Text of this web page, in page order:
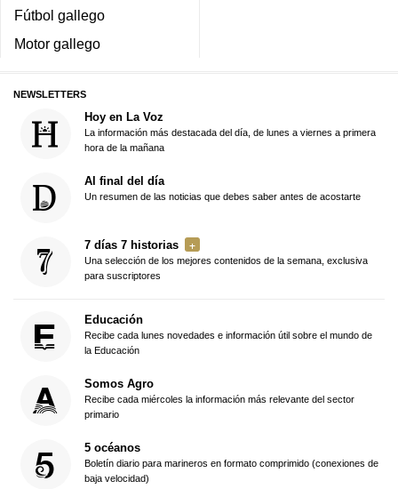
Fútbol gallego
Motor gallego
NEWSLETTERS
Hoy en La Voz
La información más destacada del día, de lunes a viernes a primera
hora de la mañana
Al final del día
Un resumen de las noticias que debes saber antes de acostarte
7 días 7 historias
Una selección de los mejores contenidos de la semana, exclusiva
para suscriptores
Educación
Recibe cada lunes novedades e información útil sobre el mundo de
la Educación
Somos Agro
Recibe cada miércoles la información más relevante del sector
primario
5 océanos
Boletín diario para marineros en formato comprimido (conexiones de
baja velocidad)